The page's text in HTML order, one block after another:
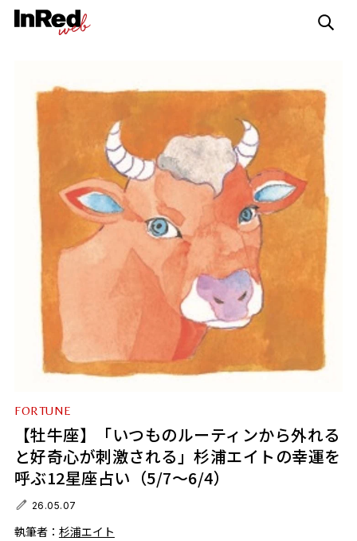
FORTUNE
【牡牛座】「いつものルーティンから外れる
と好奇心が刺激される」杉浦エイトの幸運を
呼ぶ12星座占い（5/7～6/4）
26.05.07
執筆者： 杉浦エイト